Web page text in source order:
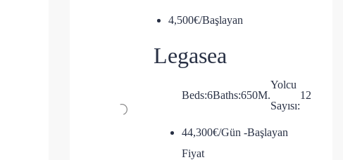
4,500€/Başlayan
Legasea
Beds:6Baths:650M.
Yolcu
Sayısı:
12
44,300€/Gün -Başlayan
Fiyat